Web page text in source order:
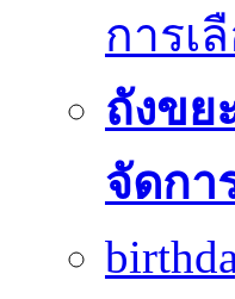
การเ
ถังขย
จัดกา